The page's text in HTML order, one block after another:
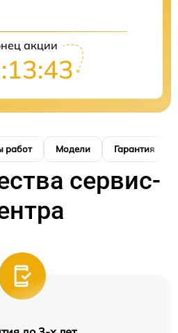
акции
работ Модели Гарантия
сервис-